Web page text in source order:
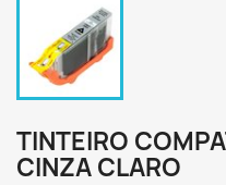
TINTEIRO
CINZA CLARO